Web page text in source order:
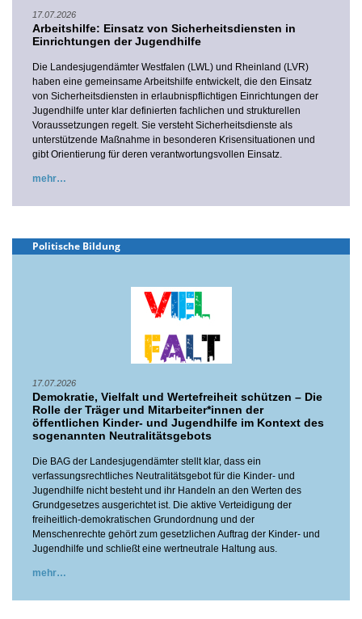
17.07.2026
Arbeitshilfe: Einsatz von Sicherheitsdiensten in
Einrichtungen der Jugendhilfe
Die Landesjugendämter Westfalen (LWL) und Rheinland (LVR)
haben eine gemeinsame Arbeitshilfe entwickelt, die den Einsatz
von Sicherheitsdiensten in erlaubnispflichtigen Einrichtungen der
Jugendhilfe unter klar definierten fachlichen und strukturellen
Voraussetzungen regelt. Sie versteht Sicherheitsdienste als
unterstützende Maßnahme in besonderen Krisensituationen und
gibt Orientierung für deren verantwortungsvollen Einsatz.
mehr
Politische Bildung
17.07.2026
Demokratie, Vielfalt und Wertefreiheit schützen – Die
Rolle der Träger und Mitarbeiter*innen der
öffentlichen Kinder- und Jugendhilfe im Kontext des
sogenannten Neutralitätsgebots
Die BAG der Landesjugendämter stellt klar, dass ein
verfassungsrechtliches Neutralitätsgebot für die Kinder- und
Jugendhilfe nicht besteht und ihr Handeln an den Werten des
Grundgesetzes ausgerichtet ist. Die aktive Verteidigung der
freiheitlich-demokratischen Grundordnung und der
Menschenrechte gehört zum gesetzlichen Auftrag der Kinder- und
Jugendhilfe und schließt eine wertneutrale Haltung aus.
mehr